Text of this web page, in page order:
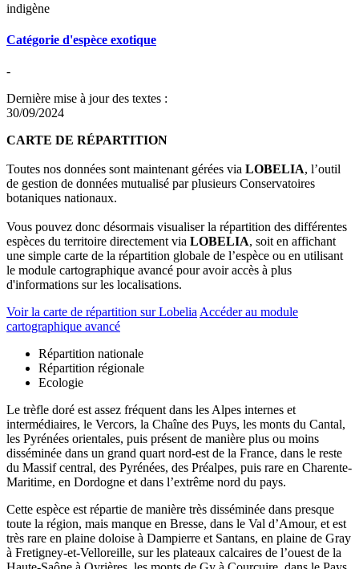
indigène
Catégorie d'espèce exotique
-
Dernière mise à jour des textes :
30/09/2024
CARTE DE RÉPARTITION
Toutes nos données sont maintenant gérées via LOBELIA, l’outil
de gestion de données mutualisé par plusieurs Conservatoires
botaniques nationaux.
Vous pouvez donc désormais visualiser la répartition des différentes
espèces du territoire directement via LOBELIA, soit en affichant
une simple carte de la répartition globale de l’espèce ou en utilisant
le module cartographique avancé pour avoir accès à plus
d'informations sur les localisations.
Voir la carte de répartition sur Lobelia Accéder au module
cartographique avancé
Répartition nationale
Répartition régionale
Ecologie
Le trèfle doré est assez fréquent dans les Alpes internes et
intermédiaires, le Vercors, la Chaîne des Puys, les monts du Cantal,
les Pyrénées orientales, puis présent de manière plus ou moins
disséminée dans un grand quart nord-est de la France, dans le reste
du Massif central, des Pyrénées, des Préalpes, puis rare en Charente-
Maritime, en Dordogne et dans l’extrême nord du pays.
Cette espèce est répartie de manière très disséminée dans presque
toute la région, mais manque en Bresse, dans le Val d’Amour, et est
très rare en plaine doloise à Dampierre et Santans, en plaine de Gray
à Fretigney-et-Velloreille, sur les plateaux calcaires de l’ouest de la